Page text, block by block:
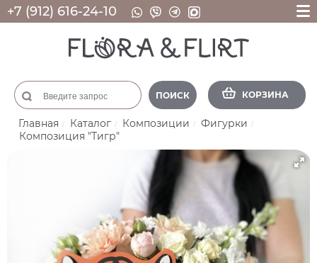
+7 (912) 616-24-10
ПОИСК КОРЗИНА
Главная Каталог Композиции
Фигурки
Композиция "Тигр"